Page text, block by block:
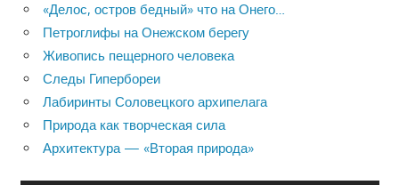
«Делос, остров бедный» что на Онего…
Петроглифы на Онежском берегу
Живопись пещерного человека
Следы Гипербореи
Лабиринты Соловецкого архипелага
Природа как творческая сила
Архитектура — «Вторая природа»